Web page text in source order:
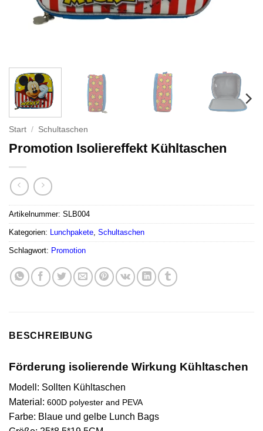
Start / Schultaschen
Promotion Isoliereffekt Kühltaschen
Artikelnummer: SLB004
Kategorien: Lunchpakete, Schultaschen
Schlagwort: Promotion
BESCHREIBUNG
Förderung isolierende Wirkung Kühltaschen
Modell: Sollten Kühltaschen
Material: 600D polyester and PEVA
Farbe: Blaue und gelbe Lunch Bags